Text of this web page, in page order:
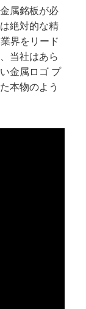
属銘板が必
絶対的な精
界をリード
当社はあら
金属ロゴ プ
本物のよう